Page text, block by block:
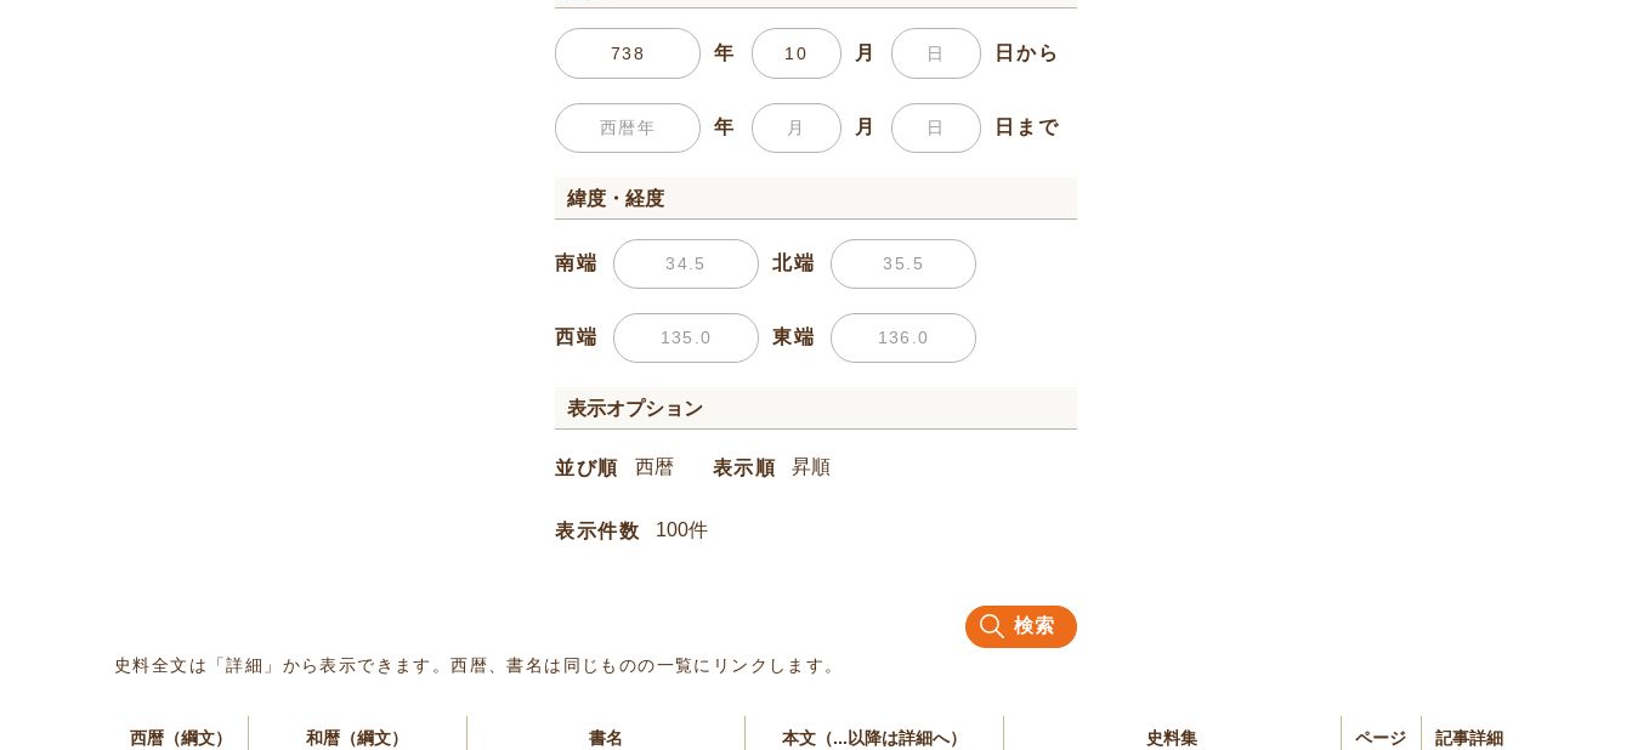
年 月 日から
年 月 日まで
緯度・経度
南端 北端
西端 東端
表示オプション
並び順 表示順
表示件数
検索
史料全文は「詳細」から表示できます。西暦、書名は同じものの一覧にリンクします。
西暦（綱文） 和暦（綱文） 書名 本文（...以降は詳細へ） 史料集 ページ 記事詳細